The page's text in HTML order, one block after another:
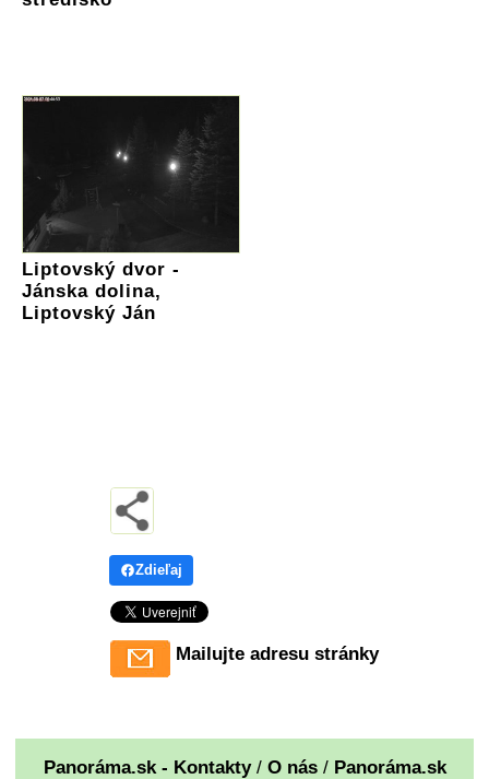
Liptovský dvor -
Jánska dolina,
Liptovský Ján
Zdieľaj
Mailujte adresu stránky
Panoráma.sk - Kontakty/ O nás/ Panoráma.sk